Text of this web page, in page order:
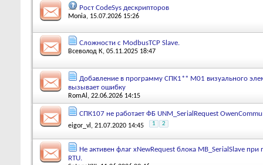
Рост CodeSys дескрипторов
Monia, 15.07.2026 15:26
Сложности с ModbusTCP Slave.
Всеволод К, 05.11.2025 18:47
Добавление в программу СПК1** М01 визуального
вызывает ошибку
RomAl , 22.06.2026 14:15
СПК107 не работает ФБ UNM_SerialRequest
eigor_vl , 21.07.2020 14:45 1 2
Не активен флаг xNewRequest блока MB_SerialSlave
RTU.